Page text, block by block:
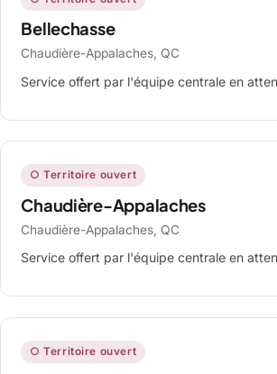
Bellechasse
Chaudière-Appalaches, QC
Service offert par l'équipe centrale en
○ Territoire ouvert
Chaudière-Appalaches
Chaudière-Appalaches, QC
Service offert par l'équipe centrale en
○ Territoire ouvert